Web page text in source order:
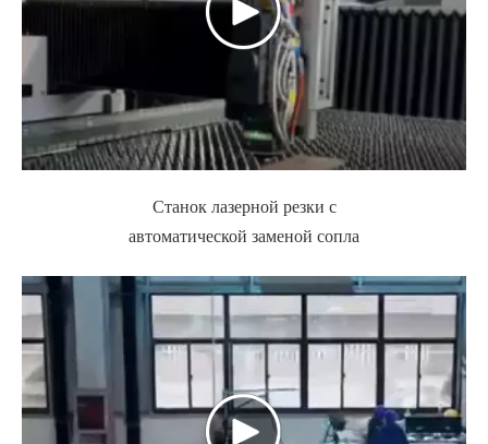
Станок лазерной резки с
автоматической заменой сопла